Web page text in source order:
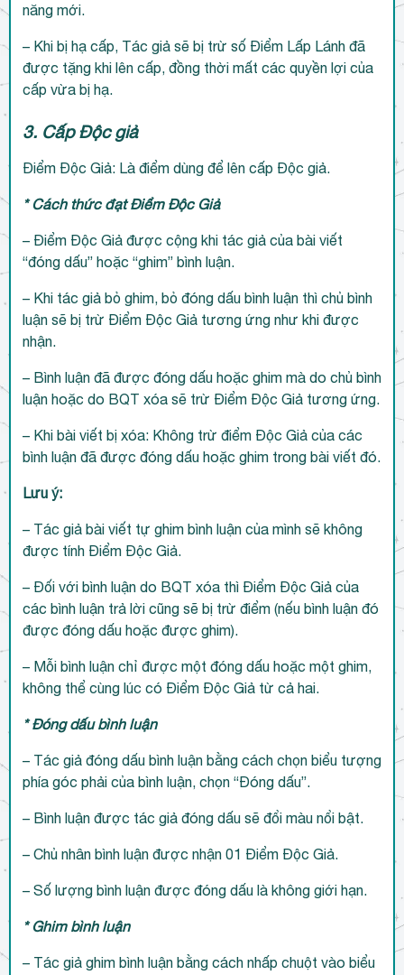
năng mới.
– Khi bị hạ cấp, Tác giả sẽ bị trừ số Điểm Lấp Lánh đã
được tặng khi lên cấp, đồng thời mất các quyền lợi của
cấp vừa bị hạ.
3. Cấp Độc giả
Điểm Độc Giả: Là điểm dùng để lên cấp Độc giả.
* Cách thức đạt Điểm Độc Giả
– Điểm Độc Giả được cộng khi tác giả của bài viết
“đóng dấu” hoặc “ghim” bình luận.
– Khi tác giả bỏ ghim, bỏ đóng dấu bình luận thì chủ bình
luận sẽ bị trừ Điểm Độc Giả tương ứng như khi được
nhận.
– Bình luận đã được đóng dấu hoặc ghim mà do chủ bình
luận hoặc do BQT xóa sẽ trừ Điểm Độc Giả tương ứng.
– Khi bài viết bị xóa: Không trừ điểm Độc Giả của các
bình luận đã được đóng dấu hoặc ghim trong bài viết đó.
Lưu ý:
– Tác giả bài viết tự ghim bình luận của mình sẽ không
được tính Điểm Độc Giả.
– Đối với bình luận do BQT xóa thì Điểm Độc Giả của
các bình luận trả lời cũng sẽ bị trừ điểm (nếu bình luận đó
được đóng dấu hoặc được ghim).
– Mỗi bình luận chỉ được một đóng dấu hoặc một ghim,
không thể cùng lúc có Điểm Độc Giả từ cả hai.
* Đóng dấu bình luận
– Tác giả đóng dấu bình luận bằng cách chọn biểu tượng
phía góc phải của bình luận, chọn “Đóng dấu”.
– Bình luận được tác giả đóng dấu sẽ đổi màu nổi bật.
– Chủ nhân bình luận được nhận 01 Điểm Độc Giả.
– Số lượng bình luận được đóng dấu là không giới hạn.
* Ghim bình luận
– Tác giả ghim bình luận bằng cách nhấp chuột vào biểu